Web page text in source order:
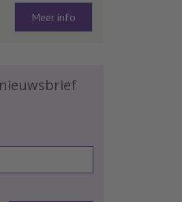
Meer info